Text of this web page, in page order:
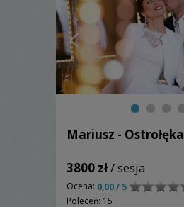
Mariusz - Ostrołęka
3800 zł/ sesja
Ocena: 0,00 / 5
Poleceń: 15